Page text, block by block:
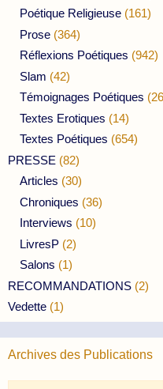
Poétique Religieuse (161)
Prose (364)
Réflexions Poétiques (942)
Slam (42)
Témoignages Poétiques
Textes Erotiques (14)
Textes Poétiques (654)
PRESSE (82)
Articles (30)
Chroniques (36)
Interviews (10)
LivresP (2)
Salons (1)
RECOMMANDATIONS (2)
Vedette (1)
Archives des Publications